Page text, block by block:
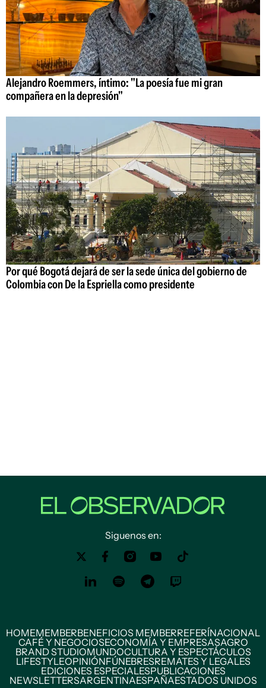
Alejandro Roemmers, íntimo: "La poesía fue mi gran
compañera en la depresión"
Por qué Bogotá dejará de ser la sede única del gobierno de
Colombia con De la Espriella como presidente
Siguenos en:
HOMEMEMBERBENEFICIOS MEMBERREFERÍNACIONAL
CAFÉ Y NEGOCIOSECONOMÍA Y EMPRESASAGRO
BRAND STUDIOMUNDOCULTURA Y ESPECTÁCULOS
LIFESTYLEOPINIÓNFÚNEBRESREMATES Y LEGALES
EDICIONES ESPECIALESPUBLICACIONES
NEWSLETTERSARGENTINAESPAÑAESTADOS UNIDOS